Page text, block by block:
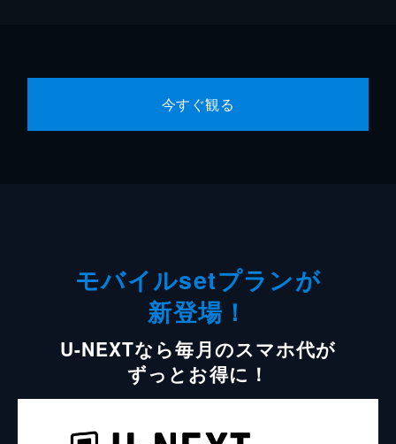
今すぐ観る
モバイルsetプランが
新登場！
U-NEXTなら毎月のスマホ代が
ずっとお得に！